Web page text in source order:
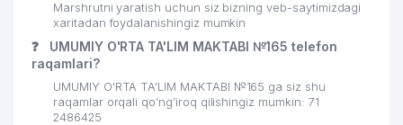
Marshrutni yaratish uchun siz bizning veb-saytimizdagi
xaritadan foydalanishingiz mumkin
❓
UMUMIY O'RTA TA'LIM MAKTABI №165 telefon
raqamlari?
UMUMIY O'RTA TA'LIM MAKTABI №165 ga siz shu
raqamlar orqali qo’ng’iroq qilishingiz mumkin: 71
2486425